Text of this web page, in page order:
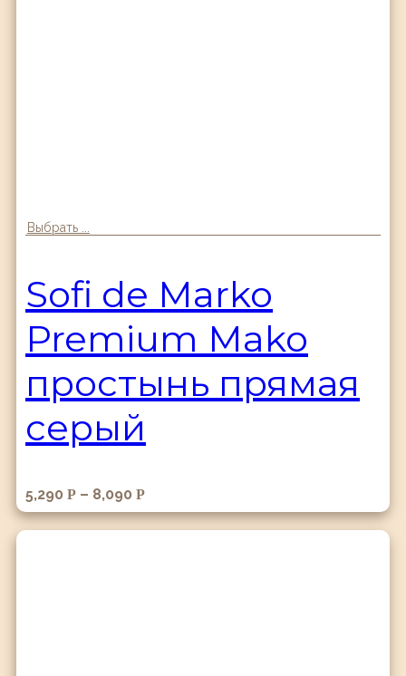
Выбрать ...
Sofi de Marko
Premium Mako
простынь прямая
серый
5,290 Р – 8,090 Р